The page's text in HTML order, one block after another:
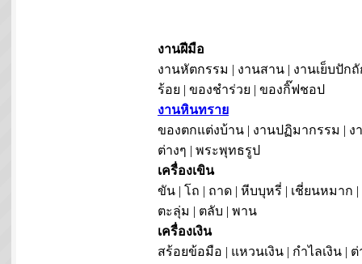
งานฝีมือ
งานหัตกรรม | งานสาน | งานเย็บปัก
ร้อย | ของชำร่วย | ของกิ๊ฟชอป
งานหินทราย
ของตกแต่งบ้าน | งานปฏิมากรรม | ง
ต่างๆ | พระพุทธรูป
เครื่องเขิน
ขัน | โถ | ถาด | หีบบุหรี่ | เชี่ยนหมาก |
ตะลุ่ม | ตลับ | พาน
เครื่องเงิน
สร้อยข้อมือ | แหวนเงิน | กำไลเงิน | ต่